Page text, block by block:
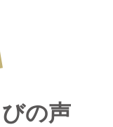
の声